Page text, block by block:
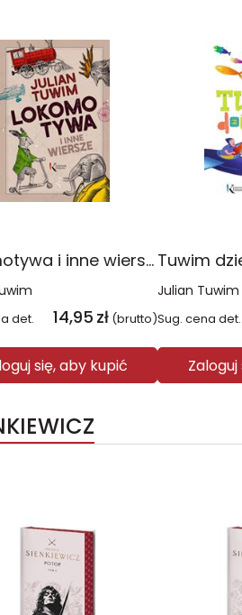
Lokomotywa i inne wiersze
det. 14,95 zł (brutto)
się, aby kupić
Julian Tuwim
Sug. cena det.